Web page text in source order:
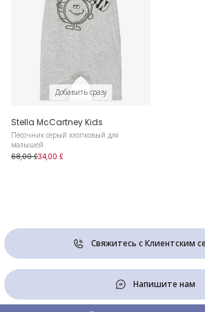
Добавить сразу
Stella McCartney Kids
Песочник серый хлопковый для
малышей
68,00 £34,00 £
Свяжитесь с Клиентским
Напишите нам